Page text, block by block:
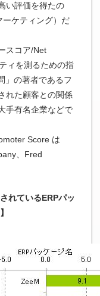
い評価を得たの
ケティング）だ
スコア/Net
ィを測るための指
」の著者であるフ
れた顧客との関係
手有名企業などで
Score は
、Fred
れているERPパッ